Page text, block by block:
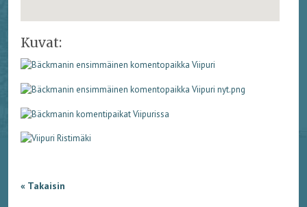
Kuvat:
« Takaisin